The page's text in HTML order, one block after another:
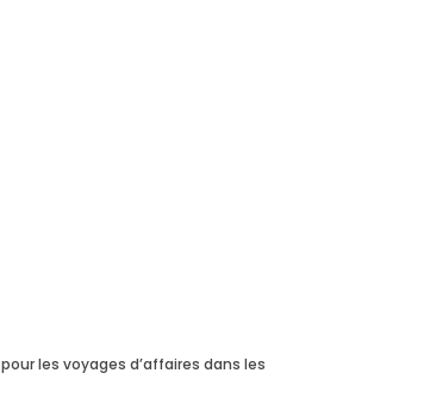
les voyages d’affaires dans les